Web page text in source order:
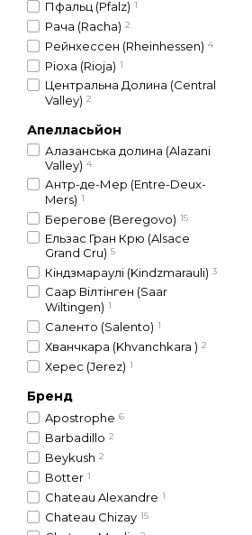
Пфальц (Pfalz) 1
Рача (Racha) 2
Рейнхессен (Rheinhessen) 4
Ріоха (Rioja) 1
Центральна Долина (Central
Valley) 2
Апелласьйон
Алазанська долина (Alazani
Valley) 4
Антр-де-Мер (Entre-Deux-
Mers) 1
Берегове (Beregovo) 15
Ельзас Гран Крю (Alsace
Grand Cru) 5
Кіндзмараулі (Kindzmarauli) 3
Саар Вілтінген (Saar
Wiltingen) 1
Саленто (Salento) 1
Хванчкара (Khvanchkara ) 2
Херес (Jerez) 1
Бренд
Apostrophe 6
Barbadillo 2
Beykush 2
Botter 1
Chateau Alexandre 1
Chateau Chizay 15